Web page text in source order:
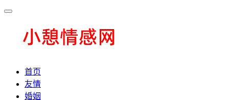
首页
友情
婚姻